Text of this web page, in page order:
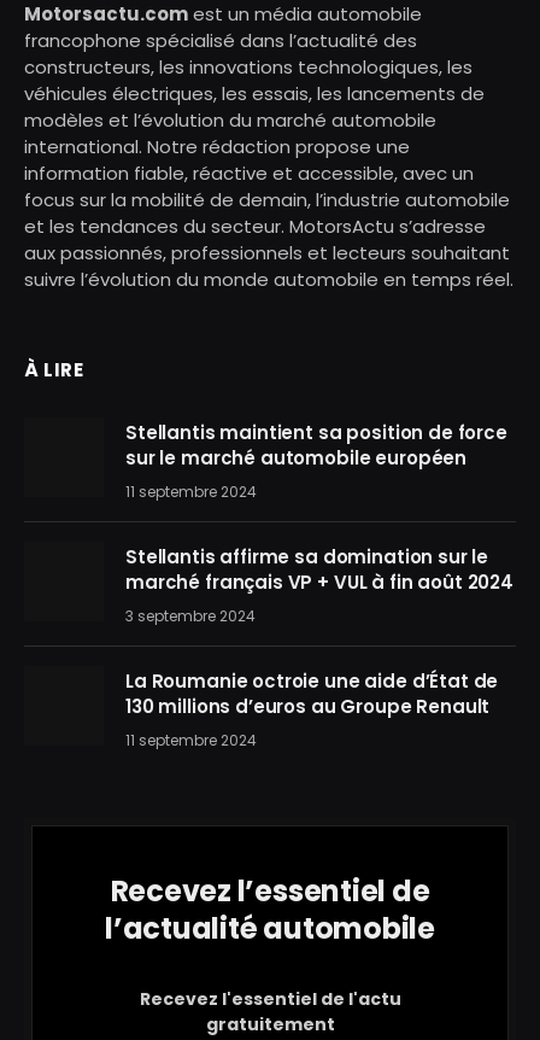
Motorsactu.comest un média automobile
francophone spécialisé dans l’actualité des
constructeurs, les innovations technologiques, les
véhicules électriques, les essais, les lancements de
modèles et l’évolution du marché automobile
international. Notre rédaction propose une
information fiable, réactive et accessible, avec un
focus sur la mobilité de demain, l’industrie automobile
et les tendances du secteur. MotorsActu s’adresse
aux passionnés, professionnels et lecteurs souhaitant
suivre l’évolution du monde automobile en temps réel.
À LIRE
Stellantis maintient sa position de force
sur le marché automobile européen
11 septembre 2024
Stellantis affirme sa domination sur le
marché français VP + VUL à fin août 2024
3 septembre 2024
La Roumanie octroie une aide d’État de
130 millions d’euros au Groupe Renault
11 septembre 2024
Recevez l’essentiel de
l’actualité automobile
Recevez l'essentiel de l'actu
gratuitement